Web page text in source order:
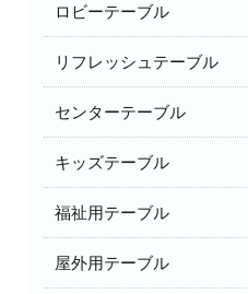
ロビーテーブル
リフレッシュテーブル
センターテーブル
キッズテーブル
福祉用テーブル
屋外用テーブル